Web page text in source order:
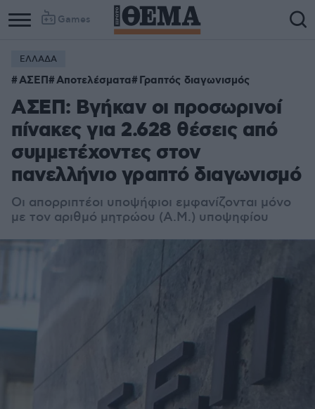
Games
ΕΛΛΑΔΑ
ΑΣΕΠ Αποτελέσματα Γραπτός διαγωνισμός
ΑΣΕΠ: Βγήκαν οι προσωρινοί
πίνακες για 2.628 θέσεις από
συμμετέχοντες στον
πανελλήνιο γραπτό διαγωνισμό
Οι απορριπτέοι υποψήφιοι εμφανίζονται μόνο
με τον αριθμό μητρώου (Α.Μ.) υποψηφίου